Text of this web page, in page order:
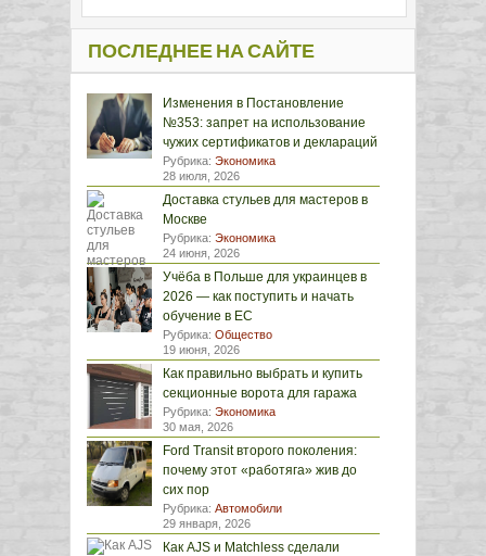
ПОСЛЕДНЕЕ НА САЙТЕ
Изменения в Постановление
№353: запрет на использование
чужих сертификатов и деклараций
Рубрика: Экономика
28 июля, 2026
Доставка стульев для мастеров в
Москве
Рубрика: Экономика
24 июня, 2026
Учёба в Польше для украинцев в
2026 — как поступить и начать
обучение в ЕС
Рубрика: Общество
19 июня, 2026
Как правильно выбрать и купить
секционные ворота для гаража
Рубрика: Экономика
30 мая, 2026
Ford Transit второго поколения:
почему этот «работяга» жив до
сих пор
Рубрика: Автомобили
29 января, 2026
Как AJS и Matchless сделали